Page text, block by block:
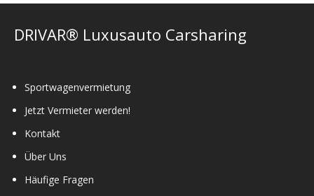
DRIVAR® Luxusauto Carsharing
Sportwagenvermietung
Jetzt Vermieter werden!
Kontakt
Über Uns
Häufige Fragen